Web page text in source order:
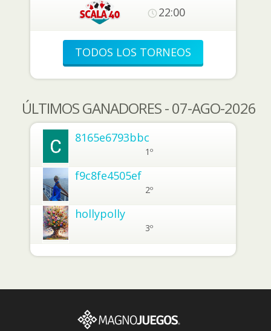
22:00
TODOS LOS TORNEOS
ÚLTIMOS GANADORES - 07-AGO-2026
8165e6793bbc
1º
f9c8fe4505ef
2º
hollypolly
3º